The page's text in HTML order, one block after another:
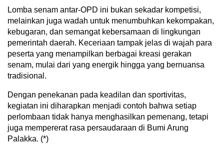
Lomba senam antar-OPD ini bukan sekadar kompetisi,
melainkan juga wadah untuk menumbuhkan kekompakan,
kebugaran, dan semangat kebersamaan di lingkungan
pemerintah daerah. Keceriaan tampak jelas di wajah para
peserta yang menampilkan berbagai kreasi gerakan
senam, mulai dari yang energik hingga yang bernuansa
tradisional.
Dengan penekanan pada keadilan dan sportivitas,
kegiatan ini diharapkan menjadi contoh bahwa setiap
perlombaan tidak hanya menghasilkan pemenang, tetapi
juga mempererat rasa persaudaraan di Bumi Arung
Palakka. (*)